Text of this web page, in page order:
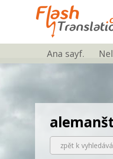
Ana sayf.
zpět k